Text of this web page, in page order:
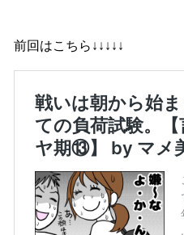
前回はこちら↓↓↓↓↓